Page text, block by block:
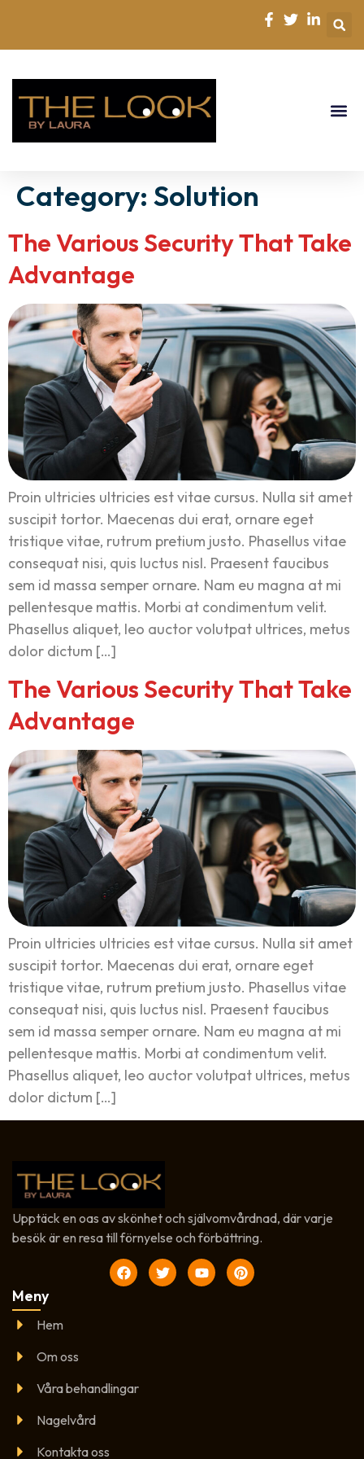
Category: Solution
The Various Security That Take
Advantage
Proin ultricies ultricies est vitae cursus. Nulla sit amet
suscipit tortor. Maecenas dui erat, ornare eget
tristique vitae, rutrum pretium justo. Phasellus vitae
consequat nisi, quis luctus nisl. Praesent faucibus
sem id massa semper ornare. Nam eu magna at mi
pellentesque mattis. Morbi at condimentum velit.
Phasellus aliquet, leo auctor volutpat ultrices, metus
dolor dictum […]
The Various Security That Take
Advantage
Proin ultricies ultricies est vitae cursus. Nulla sit amet
suscipit tortor. Maecenas dui erat, ornare eget
tristique vitae, rutrum pretium justo. Phasellus vitae
consequat nisi, quis luctus nisl. Praesent faucibus
sem id massa semper ornare. Nam eu magna at mi
pellentesque mattis. Morbi at condimentum velit.
Phasellus aliquet, leo auctor volutpat ultrices, metus
dolor dictum […]
Upptäck en oas av skönhet och självomvårdnad, där varje
besök är en resa till förnyelse och förbättring.
Meny
Hem
Om oss
Våra behandlingar
Nagelvård
Kontakta oss